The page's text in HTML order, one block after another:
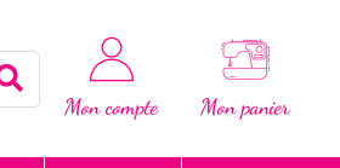
Rechercher
Mon compte Mon panier